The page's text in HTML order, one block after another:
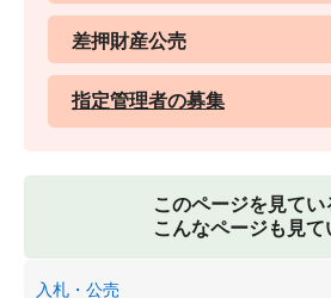
差押財産公売
指定管理者の募集
このページを見てい
こんなページも見て
入札・公売